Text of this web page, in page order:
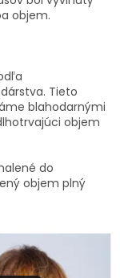
objem.
Tieto
blahodarnými
objem
do
objem plný